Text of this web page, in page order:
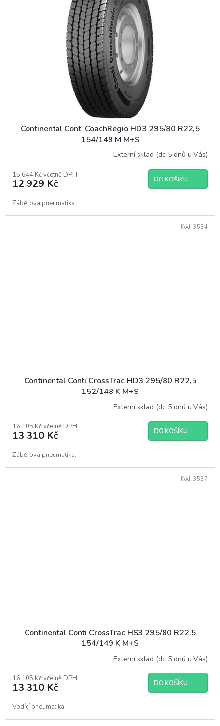
Continental Conti CoachRegio HD3 295/80 R22,5
154/149 M M+S
Externí sklad (do 5 dnů u Vás)
15 644 Kč včetně DPH
12 929 Kč DO KOŠÍKU
Záběrová pneumatika.
Continental Conti CrossTrac HD3 295/80 R22,5
152/148 K M+S
Externí sklad (do 5 dnů u Vás)
16 105 Kč včetně DPH
13 310 Kč DO KOŠÍKU
Záběrová pneumatika.
Kód: 3534
Continental Conti CrossTrac HS3 295/80 R22,5
154/149 K M+S
Externí sklad (do 5 dnů u Vás)
16 105 Kč včetně DPH
13 310 Kč DO KOŠÍKU
Vodící pneumatika.
Kód: 3537